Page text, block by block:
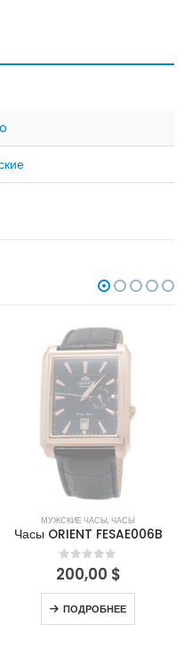
НЕТ В НАЛИЧИИ
МУЖСКИЕ ЧАСЫ,ЧАСЫ
Часы ORIENT FESAE006B
0out of 5
200,00 $
ПОДРОБНЕЕ